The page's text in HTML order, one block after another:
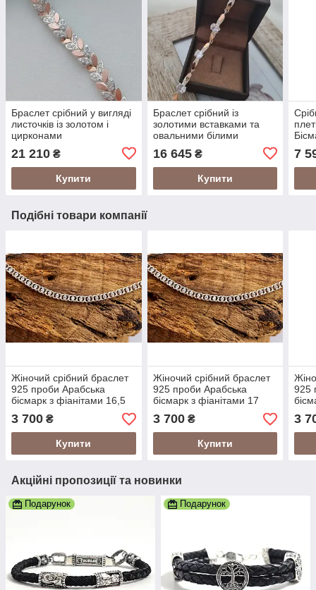
Браслет срібний у вигляді
листочків із золотом і
цирконами
21 210 ₴
Купити
Браслет срібний із
золотими вставками та
овальними білими
16 645₴
Купити
7
Подібні товари компанії
Жіночий срібний браслет
925 проби Арабська
бісмарк з фіанітами 16,5
3 700 ₴
Купити
Жіночий срібний браслет
925 проби Арабська
бісмарк з фіанітами 17
3 700₴
Купити
925
3
Акційні пропозиції та новинки
Подарунок Подарунок